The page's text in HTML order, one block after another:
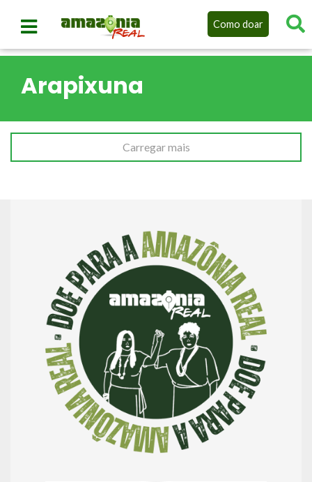
Como doar
Arapixuna
Carregar mais